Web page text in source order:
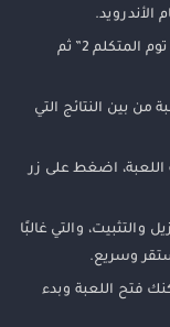
: اكتب في خانة البحث “صديقي توم المتكلم 2” ثم
من بين النتائج التي
اضغط على زر
والتثبيت، والتي غالبًا
وسريع.
فتح اللعبة وبدء